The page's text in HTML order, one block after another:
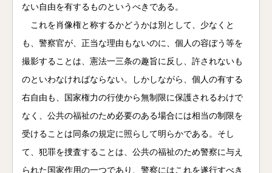
ない自由を有するものというべきである。
これを肖像権と称するかどうかは別として、少なくと
も、警察官が、正当な理由もないのに、個人の容ぼう等を
撮影することは、憲法一三条の趣旨に反し、許されないも
のといわなければならない。しかしながら、個人の有する
右自由も、国家権力の行使から無制限に保護されるわけで
なく、公共の福祉のため必要のある場合には相当の制限を
受けることは同条の規定に照らして明らかである。そし
て、犯罪を捜査することは、公共の福祉のため警察に与え
られた国家作用の一つであり、警察にはこれを遂行すべき